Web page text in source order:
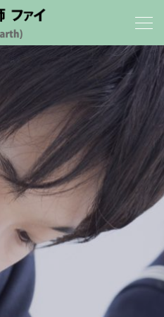
ィール
教師 ファイ について
案内
ド紹介
実績
の声